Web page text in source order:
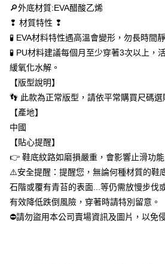
是否繳費成功／繳費後需取消欲退款等相關疑
【注意事項】
１．透過由恩沛科技股份有限公司提供之「
易，需依本服務之必要範圍內提供個人資料，
權轉讓予恩沛科技股份有限公司。
２．關於個人資料處理事宜，請瀏覽以下網址：
３．未成年的使用者請事先徵得法定代理人或監
「AFTEE先享後付」，若未經同意申辦者引起
任。
４．使用「AFTEE先享後付」時，將依據個別
時審查核予不同之上限額度；若仍有額度不足
請求用戶進行身份認證。
５．嚴禁一人註冊多個帳號或使用他人資訊註
恩沛科技股份有限公司將有權停止該用戶之使
每筆NT$50，滿NT$699(含以上)免運費
7-11取貨付款
每筆NT$60，滿NT$699(含以上)免運費
付款後7-11取貨
每筆NT$60，滿NT$699(含以上)免運費
宅配
每筆NT$100，滿NT$699(含以上)免運費
🔎外底材質:EVA醋酸乙烯
❢ 材質特性 ❢
🧪 EVA材料特性遇高溫會變形，勿長時間
🧪 PU材料建議每個月至少穿著3次以上，
緩氧化水解。
【版型說明】
👣 此款為正常版型，請依平常購買尺碼選
【產地】
中國
【貼心提醒】
👉 鞋底紋路如磨損嚴重，會影響止滑功
⚠️安全提醒：提醒您，無論何種材質的鞋
石階或覆有青苔的表面...等仍需放慢步伐
有效降低跌倒風險，穿著時請特別留意。
⛔請勿盜用本公司賣場資訊及圖片，以免